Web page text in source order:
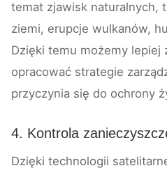
temat zjawisk naturalnych,
ziemi, erupcje wulkanów,
Dzięki temu możemy lepiej
opracować strategie
przyczynia się do ochrony
4. Kontrola
Dzięki technologii